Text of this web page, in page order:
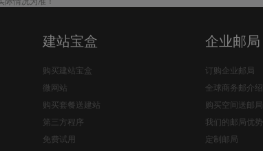
建站宝盒
购买建站宝盒
微网站
购买套餐送建站
第三方程序
免费试用
企业邮局
订购企业邮局
全球商务邮介绍
购买空间送邮局
我们的邮局优势
定制邮局